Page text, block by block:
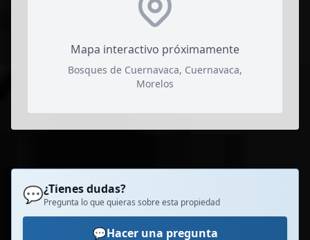
Mapa interactivo próximamente
Bosques de Cuernavaca, Cuernavaca,
Morelos
💬¿Tienes dudas?
Pregunta lo que quieras sobre esta propiedad
💬Hacer una pregunta